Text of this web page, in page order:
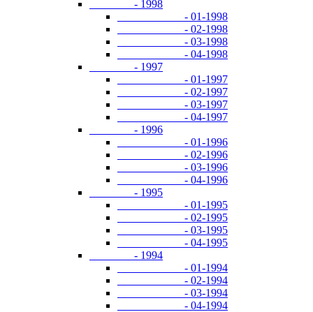
- 1998
- 01-1998
- 02-1998
- 03-1998
- 04-1998
- 1997
- 01-1997
- 02-1997
- 03-1997
- 04-1997
- 1996
- 01-1996
- 02-1996
- 03-1996
- 04-1996
- 1995
- 01-1995
- 02-1995
- 03-1995
- 04-1995
- 1994
- 01-1994
- 02-1994
- 03-1994
- 04-1994